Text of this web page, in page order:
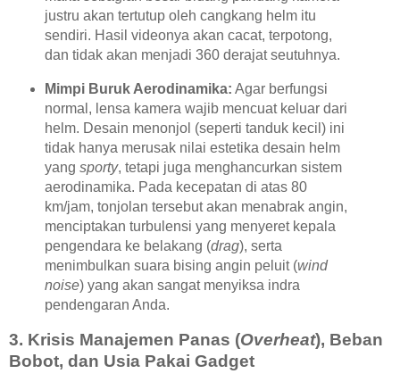
justru akan tertutup oleh cangkang helm itu
sendiri. Hasil videonya akan cacat, terpotong,
dan tidak akan menjadi 360 derajat seutuhnya.
Mimpi Buruk Aerodinamika: Agar berfungsi
normal, lensa kamera wajib mencuat keluar dari
helm. Desain menonjol (seperti tanduk kecil) ini
tidak hanya merusak nilai estetika desain helm
yang sporty, tetapi juga menghancurkan sistem
aerodinamika. Pada kecepatan di atas 80
km/jam, tonjolan tersebut akan menabrak angin,
menciptakan turbulensi yang menyeret kepala
pengendara ke belakang (drag), serta
menimbulkan suara bising angin peluit (wind
noise) yang akan sangat menyiksa indra
pendengaran Anda.
3. Krisis Manajemen Panas (Overheat), Beban
Bobot, dan Usia Pakai Gadget